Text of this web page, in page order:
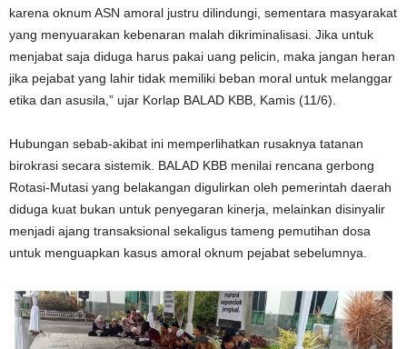
karena oknum ASN amoral justru dilindungi, sementara masyarakat
yang menyuarakan kebenaran malah dikriminalisasi. Jika untuk
menjabat saja diduga harus pakai uang pelicin, maka jangan heran
jika pejabat yang lahir tidak memiliki beban moral untuk melanggar
etika dan asusila,” ujar Korlap BALAD KBB, Kamis (11/6).
Hubungan sebab-akibat ini memperlihatkan rusaknya tatanan
birokrasi secara sistemik. BALAD KBB menilai rencana gerbong
Rotasi-Mutasi yang belakangan digulirkan oleh pemerintah daerah
diduga kuat bukan untuk penyegaran kinerja, melainkan disinyalir
menjadi ajang transaksional sekaligus tameng pemutihan dosa
untuk menguapkan kasus amoral oknum pejabat sebelumnya.